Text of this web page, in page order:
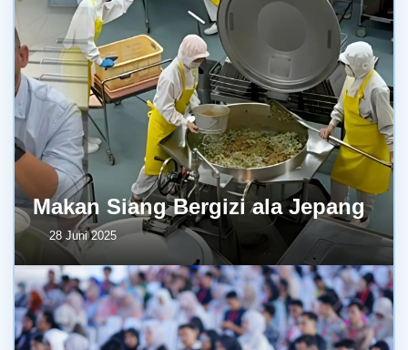
Makan Siang Bergizi ala Jepang
28 Juni 2025